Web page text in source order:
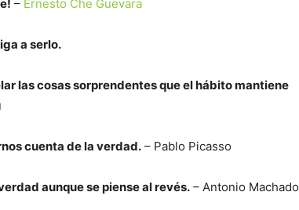
– Ernesto Che Guevara
a serlo.
las cosas sorprendentes que el hábito mantiene
cuenta de la verdad. – Pablo Picasso
aunque se piense al revés. – Antonio Machado